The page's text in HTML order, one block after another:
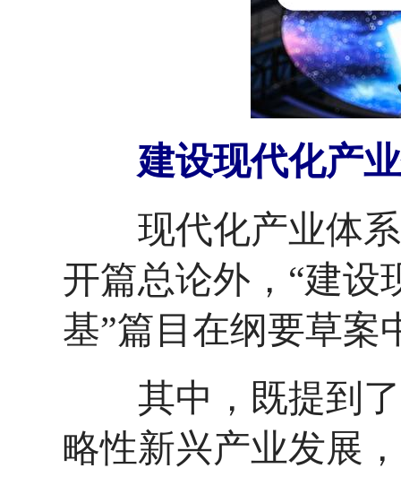
建设现代化产
现代化产业体系
开篇总论外，“建设
基”篇目在纲要草案
其中，既提到了
略性新兴产业发展